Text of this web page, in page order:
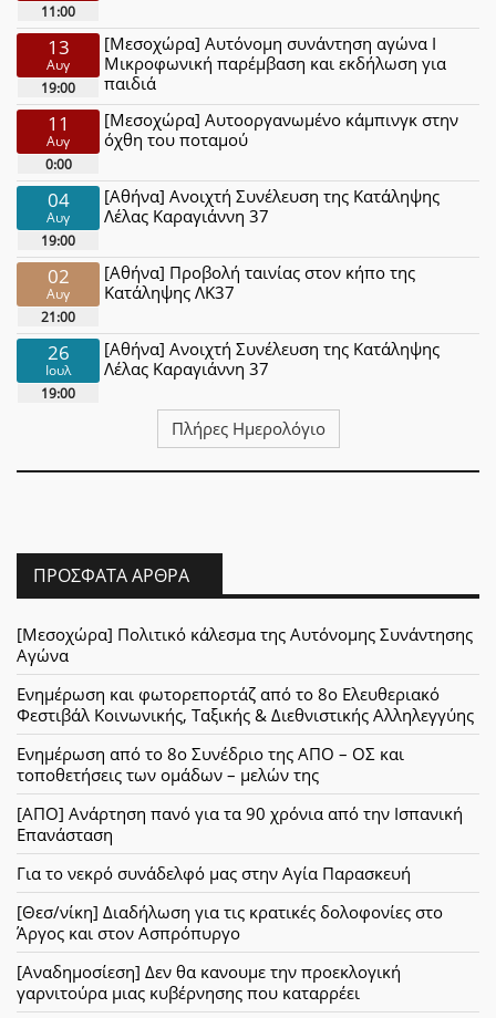
11:00
13
Αυγ
19:00
[Μεσοχώρα] Αυτόνομη συνάντηση αγώνα Ι
Μικροφωνική παρέμβαση και εκδήλωση για
παιδιά
11
Αυγ
0:00
[Μεσοχώρα] Αυτοοργανωμένο κάμπινγκ στην
όχθη του ποταμού
04
Αυγ
19:00
[Αθήνα] Ανοιχτή Συνέλευση της Κατάληψης
Λέλας Καραγιάννη 37
02
Αυγ
21:00
[Αθήνα] Προβολή ταινίας στον κήπο της
Κατάληψης ΛΚ37
26
Ιουλ
19:00
[Αθήνα] Ανοιχτή Συνέλευση της Κατάληψης
Λέλας Καραγιάννη 37
Πλήρες Ημερολόγιο
ΠΡΌΣΦΑΤΑ ΆΡΘΡΑ
[Μεσοχώρα] Πολιτικό κάλεσμα της Αυτόνομης Συνάντησης
Αγώνα
Ενημέρωση και φωτορεπορτάζ από το 8ο Ελευθεριακό
Φεστιβάλ Κοινωνικής, Ταξικής & Διεθνιστικής Αλληλεγγύης
Ενημέρωση από το 8ο Συνέδριο της ΑΠΟ – ΟΣ και
τοποθετήσεις των ομάδων – μελών της
[ΑΠΟ] Ανάρτηση πανό για τα 90 χρόνια από την Ισπανική
Επανάσταση
Για το νεκρό συνάδελφό μας στην Αγία Παρασκευή
[Θεσ/νίκη] Διαδήλωση για τις κρατικές δολοφονίες στο
Άργος και στον Ασπρόπυργο
[Αναδημοσίεση] Δεν θα κανουμε την προεκλογική
γαρνιτούρα μιας κυβέρνησης που καταρρέει